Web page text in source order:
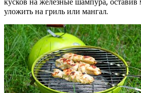
уложить на гриль или мангал.